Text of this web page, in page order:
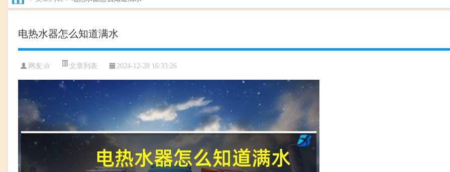
电热水器怎么知道满水
网友:dr 文章列表 2024-12-28 16:33:26